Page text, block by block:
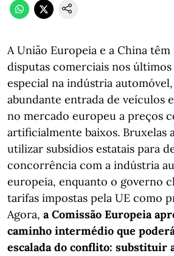
A União Europeia e a China
disputas comerciais nos
especial na indústria
abundante entrada de veículos
no mercado europeu a preços
artificialmente baixos. Bruxelas
utilizar subsídios estatais para
concorrência com a indústria
europeia, enquanto o governo
tarifas impostas pela UE como
Agora, a Comissão Europeia
caminho intermédio que
escalada do conflito: substituir